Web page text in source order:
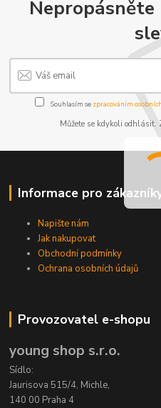
Nepropásněte
Souhlasím se zpracováním
Můžete se kdykoli
Informace pro
Napište nám
Jak nakupovat
Obchodní podmínky
Ochrana osobních údajů
Provozovatel e-shopu
young shop s.r.o.
Sídlo:
Jaurisova 515/4, Michle,
140 00 Praha 4